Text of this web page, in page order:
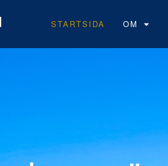
STARTSIDA OM